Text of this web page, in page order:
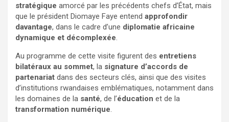
stratégique amorcé par les précédents chefs d’État, mais
que le président Diomaye Faye entend approfondir
davantage, dans le cadre d’une diplomatie africaine
dynamique et décomplexée.
Au programme de cette visite figurent des entretiens
bilatéraux au sommet, la signature d’accords de
partenariat dans des secteurs clés, ainsi que des visites
d’institutions rwandaises emblématiques, notamment dans
les domaines de la santé, de l’éducation et de la
transformation numérique.